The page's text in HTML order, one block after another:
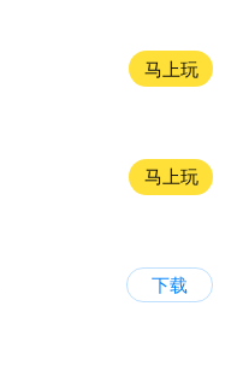
马上玩
马上玩
下载